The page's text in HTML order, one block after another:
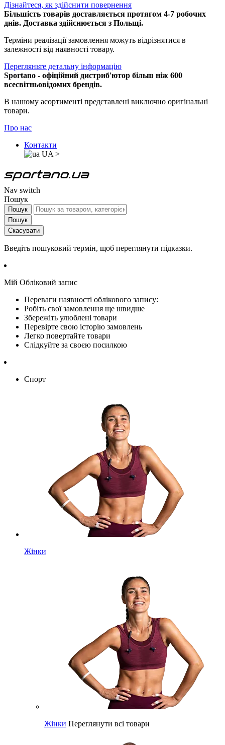
Дізнайтеся, як здійснити повернення
Більшість товарів доставляється протягом 4-7 робочих
днів. Доставка здійснюється з Польщі.
Терміни реалізації замовлення можуть відрізнятися в
залежності від наявності товару.
Перегляньте детальну інформацію
Sportano - офіційний дистриб'ютор більш ніж 600
всесвітньовідомих брендів.
В нашому асортименті представлені виключно оригінальні
товари.
Про нас
Контакти
UA >
Nav switch
Пошук
Пошук
Пошук
Скасувати
Введіть пошуковий термін, щоб переглянути підказки.
Мій Обліковий запис
Переваги наявності облікового запису:
Робіть свої замовлення ще швидше
Збережіть улюблені товари
Перевірте свою історію замовлень
Легко повертайте товари
Слідкуйте за своєю посилкою
Спорт
Жінки
Жінки Переглянути всі товари